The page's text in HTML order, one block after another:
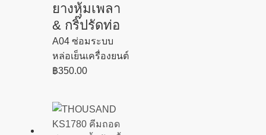
ยางหุ้มเพลา
& กริ๊ปรัดท่อ
A04 ซ่อมระบบ
หล่อเย็นเครื่องยนต์
฿350.00